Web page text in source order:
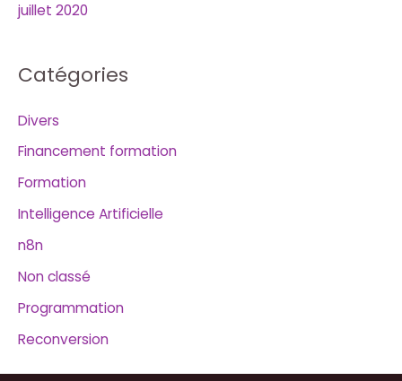
juillet 2020
Catégories
Divers
Financement formation
Formation
Intelligence Artificielle
n8n
Non classé
Programmation
Reconversion